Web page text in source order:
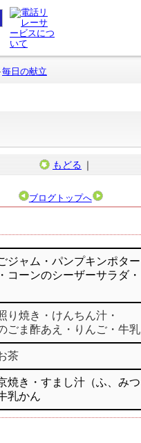
毎日の献立
もどる ｜
ブログトップへ
ジャム・パンプキンポタ
コーンのシーザーサラダ・
り焼き・けんちん汁・
ごま酢あえ・りんご・牛乳
茶
焼き・すまし汁（ふ、み
乳かん